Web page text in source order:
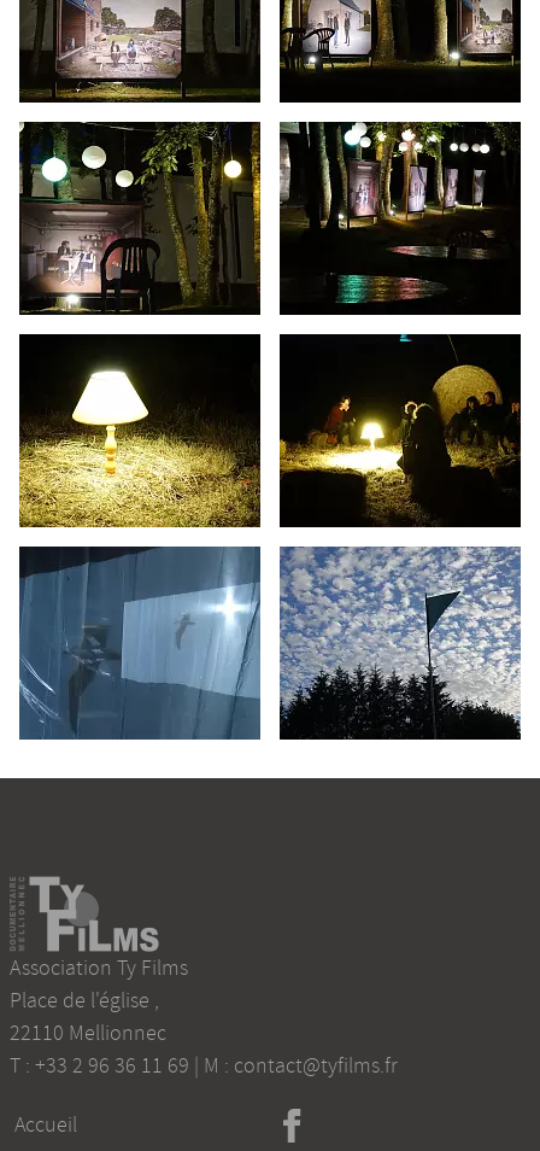
Association Ty Films
Place de l'église ,
22110 Mellionnec
T : +33 2 96 36 11 69 | M : contact@tyfilms.fr
Accueil